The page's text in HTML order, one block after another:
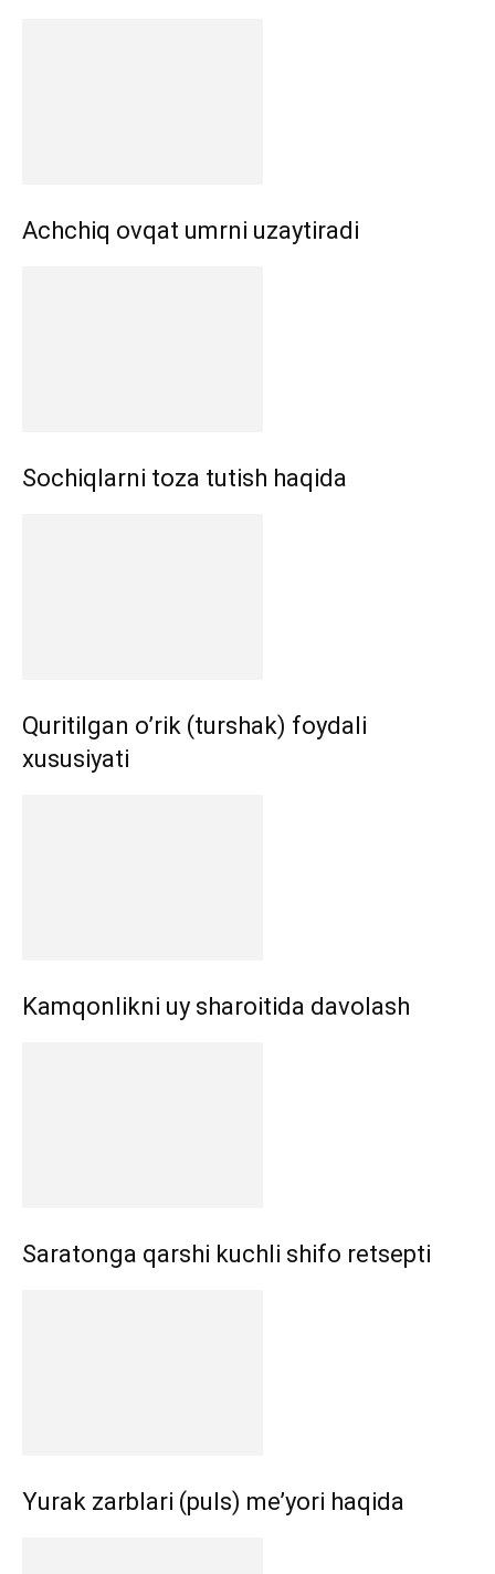
Аchchiq ovqat umrni uzaytiradi
Sochiqlarni toza tutish haqida
Quritilgan o’rik (turshak) foydali
xususiyati
Kamqonlikni uy sharoitida davolash
Saratonga qarshi kuchli shifo retsepti
Yurak zarblari (puls) me’yori haqida